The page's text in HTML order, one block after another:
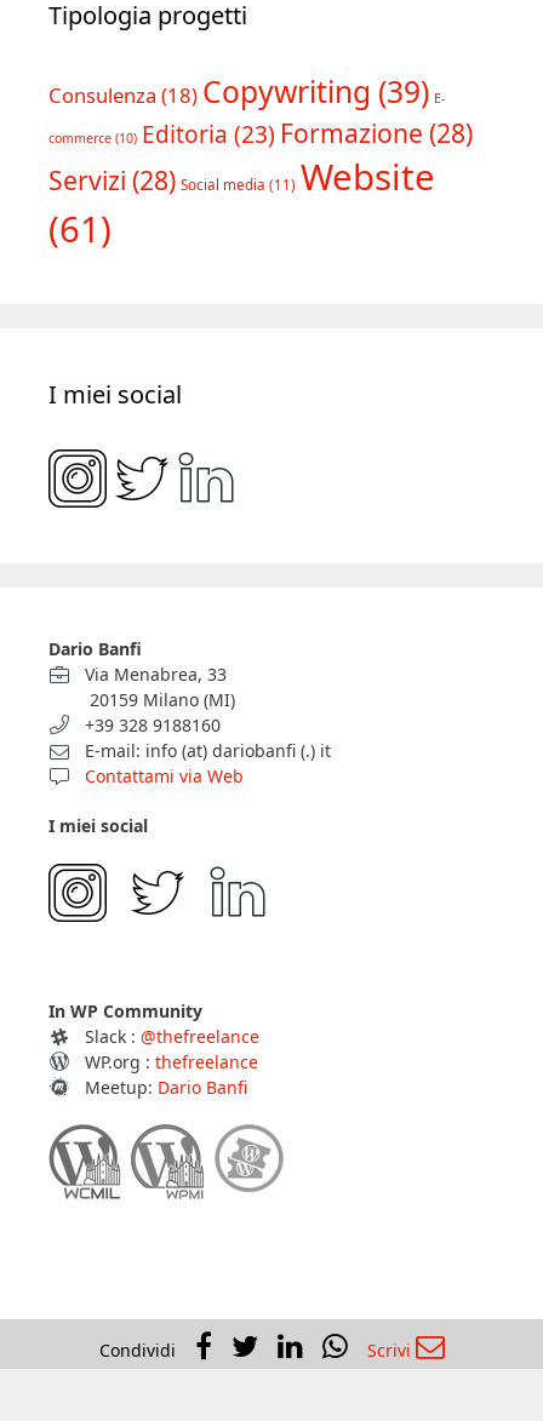
Consulenza(18)Copywriting(39) E-
commerce(10) Editoria(23) Formazione(28)
Servizi
Dario Banfi
Via Menabrea, 33
20159 Milano (MI)
+39 328 9188160
Contattami via Web
I miei social
In WP Community
Slack :@thefreelance
WP.org :
Meetup:Dario Banfi
Condividi Scrivi